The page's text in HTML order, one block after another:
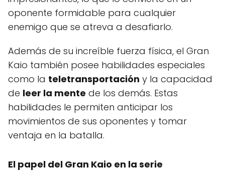
oponente formidable para cualquier
enemigo que se atreva a desafiarlo.
Además de su increíble fuerza física, el Gran
Kaio también posee habilidades especiales
como la teletransportación y la capacidad
de leer la mente de los demás. Estas
habilidades le permiten anticipar los
movimientos de sus oponentes y tomar
ventaja en la batalla.
El papel del Gran Kaio en la serie